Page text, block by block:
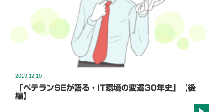
2019.12.10
「ベテランSEが語る・IT環境の変遷30年史」【後
編】